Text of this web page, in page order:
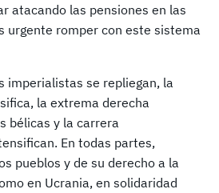
atacando las pensiones en las
urgente romper con este sistema
imperialistas se repliegan, la
la extrema derecha
bélicas y la carrera
En todas partes,
pueblos y de su derecho a la
en Ucrania, en solidaridad